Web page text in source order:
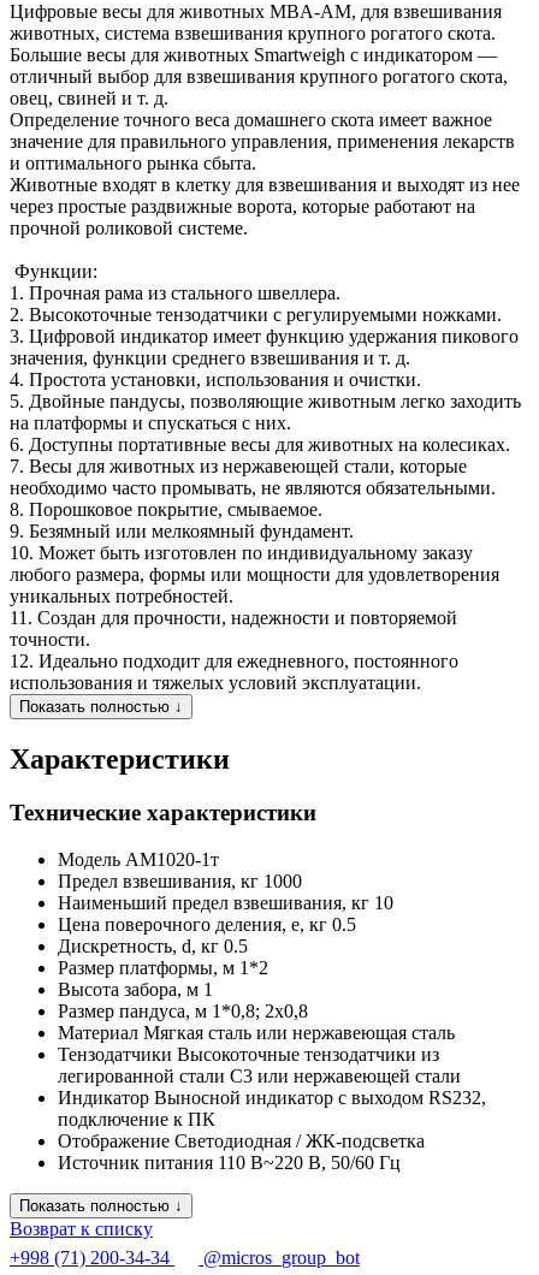
Цифровые весы для животных MBA-AM, для взвешивания
животных, система взвешивания крупного рогатого скота.
Большие весы для животных Smartweigh с индикатором —
отличный выбор для взвешивания крупного рогатого скота,
овец, свиней и т. д.
Определение точного веса домашнего скота имеет важное
значение для правильного управления, применения лекарств
и оптимального рынка сбыта.
Животные входят в клетку для взвешивания и выходят из нее
через простые раздвижные ворота, которые работают на
прочной роликовой системе.
Функции:
1. Прочная рама из стального швеллера.
2. Высокоточные тензодатчики с регулируемыми ножками.
3. Цифровой индикатор имеет функцию удержания пикового
значения, функции среднего взвешивания и т. д.
4. Простота установки, использования и очистки.
5. Двойные пандусы, позволяющие животным легко заходить
на платформы и спускаться с них.
6. Доступны портативные весы для животных на колесиках.
7. Весы для животных из нержавеющей стали, которые
необходимо часто промывать, не являются обязательными.
8. Порошковое покрытие, смываемое.
9. Безямный или мелкоямный фундамент.
10. Может быть изготовлен по индивидуальному заказу
любого размера, формы или мощности для удовлетворения
уникальных потребностей.
11. Создан для прочности, надежности и повторяемой
точности.
12. Идеально подходит для ежедневного, постоянного
использования и тяжелых условий эксплуатации.
Показать полностью ↓
Характеристики
Технические характеристики
Модель АМ1020-1т
Предел взвешивания, кг 1000
Наименьший предел взвешивания, кг 10
Цена поверочного деления, e, кг 0.5
Дискретность, d, кг 0.5
Размер платформы, м 1*2
Высота забора, м 1
Размер пандуса, м 1*0,8; 2х0,8
Материал Мягкая сталь или нержавеющая сталь
Тензодатчики Высокоточные тензодатчики из
легированной стали C3 или нержавеющей стали
Индикатор Выносной индикатор с выходом RS232,
подключение к ПК
Отображение Светодиодная / ЖК-подсветка
Источник питания 110 В~220 В, 50/60 Гц
Показать полностью ↓
Возврат к списку
+998 (71) 200-34-34
@micros_group_bot